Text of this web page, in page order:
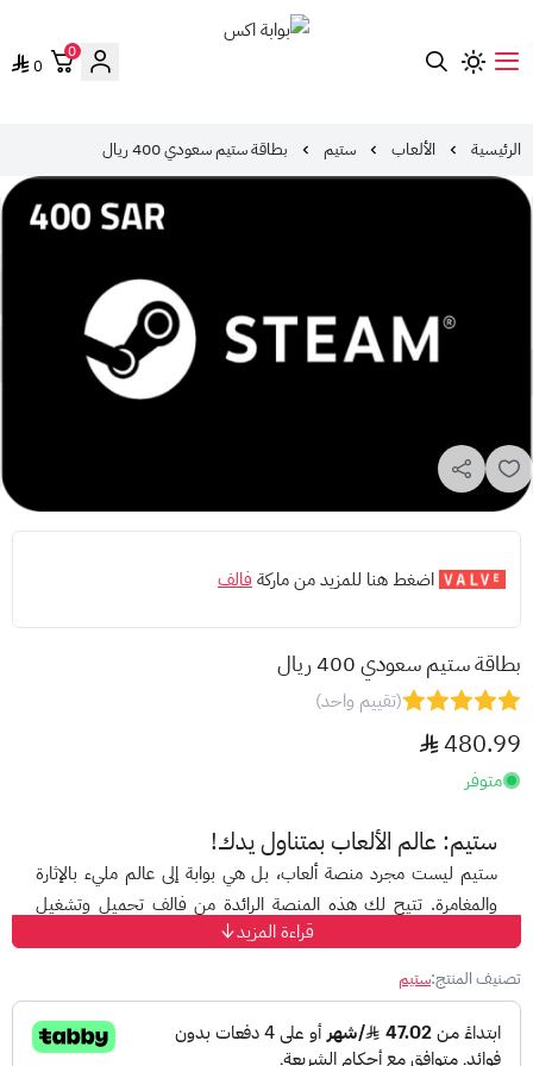
0
0
الرئيسية الألعاب ستيم بطاقة ستيم سعودي 400 ريال
اضغط هنا للمزيد من ماركة فالف
بطاقة ستيم سعودي 400 ريال
(تقييم واحد)
480.99
متوفر
ستيم: عالم الألعاب بمتناول يدك!
ستيم ليست مجرد منصة ألعاب، بل هي بوابة إلى عالم مليء بالإثارة
والمغامرة. تتيح لك هذه المنصة الرائدة من فالف تحميل وتشغيل
الألعاب من مختلف المطورين، بدءًا من الاستوديوهات المستقلة
الصغيرة وصولًا إلى كبار شركات الألعاب العالمية.
ولكن، كيف يمكنك الاستمتاع بكل ما تقدمه ستيم دون قيود؟
هنا تأتي بطاقات ستيم لتلعب دورها!
بطاقات ستيمهي بطاقات مسبقة الدفع تتيح لك إضافة رصيد إلى
قراءة المزيد
تصنيف المنتج:ستيم